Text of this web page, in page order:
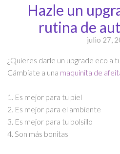
Hazle un
rutina de
julio 27,
¿Quieres darle un upgrade eco a
Cámbiate a una maquinita de
​1. Es mejor para tu piel
​2. Es mejor para el ambiente
​3. Es mejor para tu bolsillo
​4. Son más bonitas